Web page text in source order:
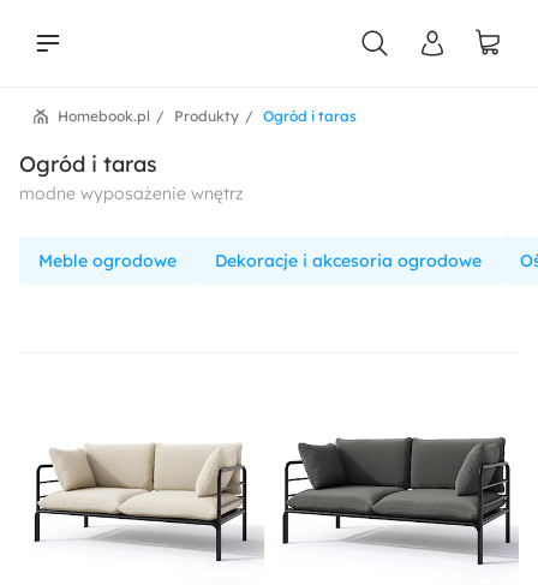
Ogród i taras
Produkty
Homebook.pl
Ogród i taras
modne wyposażenie wnętrz
Meble ogrodowe Dekoracje i akcesoria ogrodowe